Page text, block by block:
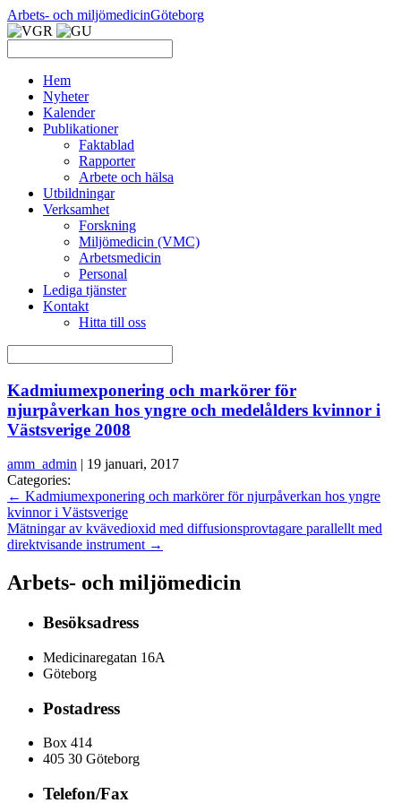
Arbets- och miljömedicinGöteborg
Hem
Nyheter
Kalender
Publikationer
Faktablad
Rapporter
Arbete och hälsa
Utbildningar
Verksamhet
Forskning
Miljömedicin (VMC)
Arbetsmedicin
Personal
Lediga tjänster
Kontakt
Hitta till oss
Kadmiumexponering och markörer för
njurpåverkan hos yngre och medelålders kvinnor i
Västsverige 2008
amm_admin | 19 januari, 2017
Categories:
← Kadmiumexponering och markörer för njurpåverkan hos yngre
kvinnor i Västsverige
Mätningar av kvävedioxid med diffusionsprovtagare parallellt med
direktvisande instrument →
Arbets- och miljömedicin
Besöksadress
Medicinaregatan 16A
Göteborg
Postadress
Box 414
405 30 Göteborg
Telefon/Fax